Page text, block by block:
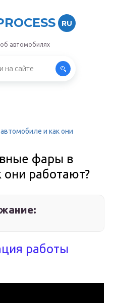
RU
автомобилях
и как они
фары в
они работают?
работы